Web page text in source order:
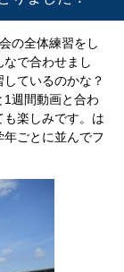
の全体練習をし
で合わせまし
ているのかな？
1週間動画と合わ
楽しみです。は
年ごとに並んでフ